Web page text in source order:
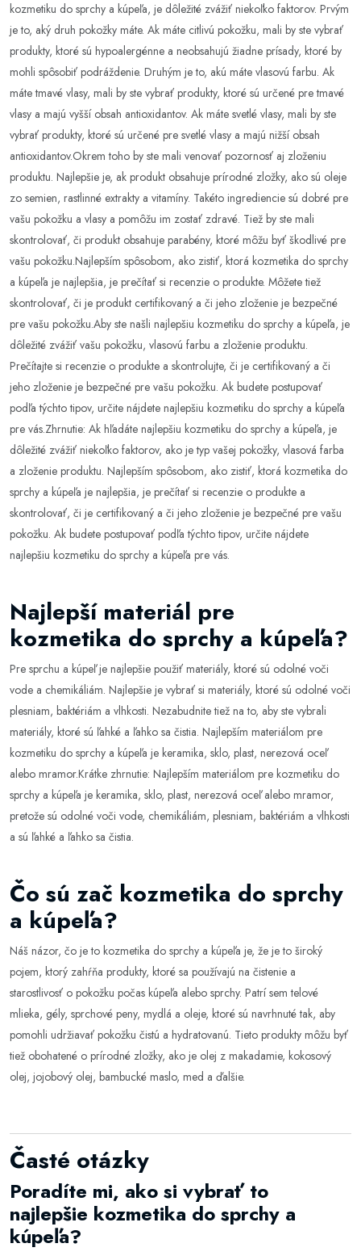
kozmetiku do sprchy a kúpeľa, je dôležité zvážiť niekoľko faktorov. Prvým
je to, aký druh pokožky máte. Ak máte citlivú pokožku, mali by ste vybrať
produkty, ktoré sú hypoalergénne a neobsahujú žiadne prísady, ktoré by
mohli spôsobiť podráždenie. Druhým je to, akú máte vlasovú farbu. Ak
máte tmavé vlasy, mali by ste vybrať produkty, ktoré sú určené pre tmavé
vlasy a majú vyšší obsah antioxidantov. Ak máte svetlé vlasy, mali by ste
vybrať produkty, ktoré sú určené pre svetlé vlasy a majú nižší obsah
antioxidantov.Okrem toho by ste mali venovať pozornosť aj zloženiu
produktu. Najlepšie je, ak produkt obsahuje prírodné zložky, ako sú oleje
zo semien, rastlinné extrakty a vitamíny. Takéto ingrediencie sú dobré pre
vašu pokožku a vlasy a pomôžu im zostať zdravé. Tiež by ste mali
skontrolovať, či produkt obsahuje parabény, ktoré môžu byť škodlivé pre
vašu pokožku.Najlepším spôsobom, ako zistiť, ktorá kozmetika do sprchy
a kúpeľa je najlepšia, je prečítať si recenzie o produkte. Môžete tiež
skontrolovať, či je produkt certifikovaný a či jeho zloženie je bezpečné
pre vašu pokožku.Aby ste našli najlepšiu kozmetiku do sprchy a kúpeľa, je
dôležité zvážiť vašu pokožku, vlasovú farbu a zloženie produktu.
Prečítajte si recenzie o produkte a skontrolujte, či je certifikovaný a či
jeho zloženie je bezpečné pre vašu pokožku. Ak budete postupovať
podľa týchto tipov, určite nájdete najlepšiu kozmetiku do sprchy a kúpeľa
pre vás.Zhrnutie: Ak hľadáte najlepšiu kozmetiku do sprchy a kúpeľa, je
dôležité zvážiť niekoľko faktorov, ako je typ vašej pokožky, vlasová farba
a zloženie produktu. Najlepším spôsobom, ako zistiť, ktorá kozmetika do
sprchy a kúpeľa je najlepšia, je prečítať si recenzie o produkte a
skontrolovať, či je certifikovaný a či jeho zloženie je bezpečné pre vašu
pokožku. Ak budete postupovať podľa týchto tipov, určite nájdete
najlepšiu kozmetiku do sprchy a kúpeľa pre vás.
Najlepší materiál pre
kozmetika do sprchy a kúpeľa?
Pre sprchu a kúpeľ je najlepšie použiť materiály, ktoré sú odolné voči
vode a chemikáliám. Najlepšie je vybrať si materiály, ktoré sú odolné voči
plesniam, baktériám a vlhkosti. Nezabudnite tiež na to, aby ste vybrali
materiály, ktoré sú ľahké a ľahko sa čistia. Najlepším materiálom pre
kozmetiku do sprchy a kúpeľa je keramika, sklo, plast, nerezová oceľ
alebo mramor.Krátke zhrnutie: Najlepším materiálom pre kozmetiku do
sprchy a kúpeľa je keramika, sklo, plast, nerezová oceľ alebo mramor,
pretože sú odolné voči vode, chemikáliám, plesniam, baktériám a vlhkosti
a sú ľahké a ľahko sa čistia.
Čo sú zač kozmetika do sprchy
a kúpeľa?
Náš názor, čo je to kozmetika do sprchy a kúpeľa je, že je to široký
pojem, ktorý zahŕňa produkty, ktoré sa používajú na čistenie a
starostlivosť o pokožku počas kúpeľa alebo sprchy. Patrí sem telové
mlieka, gély, sprchové peny, mydlá a oleje, ktoré sú navrhnuté tak, aby
pomohli udržiavať pokožku čistú a hydratovanú. Tieto produkty môžu byť
tiež obohatené o prírodné zložky, ako je olej z makadamie, kokosový
olej, jojobový olej, bambucké maslo, med a ďalšie.
Časté otázky
Poradíte mi, ako si vybrať to
najlepšie kozmetika do sprchy a
kúpeľa?